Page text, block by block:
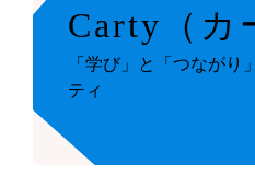
Carty（カ
「学び」と「つながり
ティ